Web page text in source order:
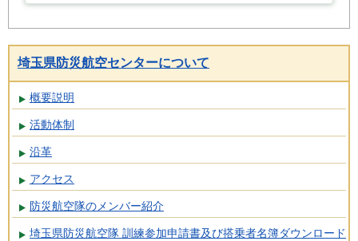
埼玉県防災航空センターについて
概要説明
活動体制
沿革
アクセス
防災航空隊のメンバー紹介
埼玉県防災航空隊 訓練参加申請書及び搭乗者名簿ダウンロード